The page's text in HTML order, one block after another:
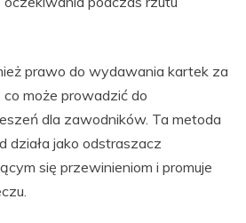
prawo do wydawania kartek za
może prowadzić do
dla zawodników. Ta metoda
działa jako odstraszacz
się przewinieniom i promuje